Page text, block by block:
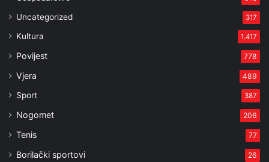
Uncategorized 317
Kultura 1.417
Povijest 778
Vjera 489
Sport 387
Nogomet 206
Tenis 77
Borilački sportovi 26